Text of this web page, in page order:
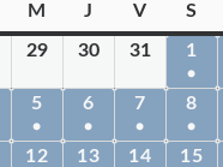
M J V S
29 30 31 1
●
5
●
6
●
7
●
8
●
12 13 14 15